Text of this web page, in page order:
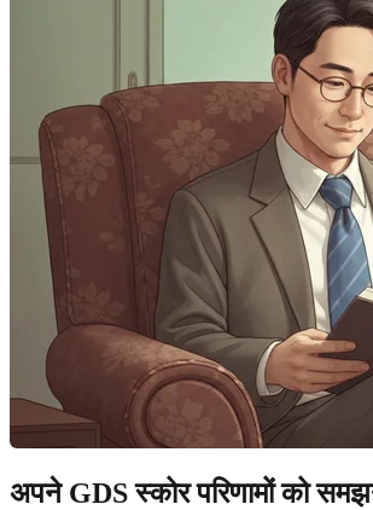
अपने GDS स्कोर परिणामों को